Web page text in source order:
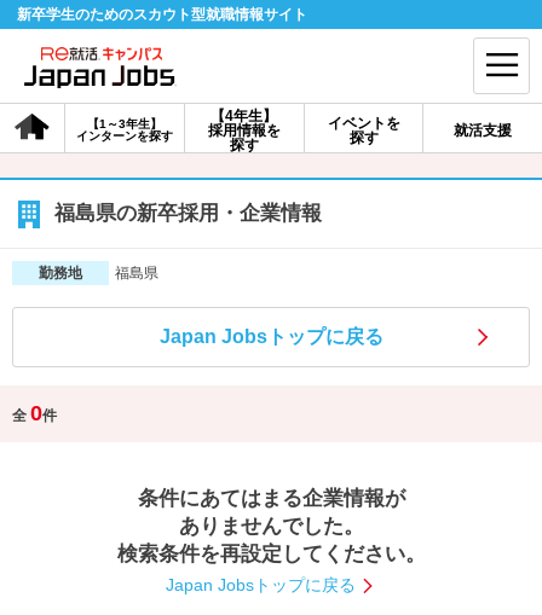
新卒学生のためのスカウト型就職情報サイト
【4年生】
採用情報を
探す
【1～3年生】
インターンを探す
イベントを
探す
就活支援
会員登録 ログイン
会員ID・パスワードを忘れた方はこちら
探す
【4年生】
【1～3年生】
就活ノウハウ・サポート
就活支援
福島県の新卒採用・企業情報
勤務地 福島県
Japan Jobsトップに戻る
全 0件
条件にあてはまる企業情報が
ありませんでした。
検索条件を再設定してください。
Japan Jobsトップに戻る